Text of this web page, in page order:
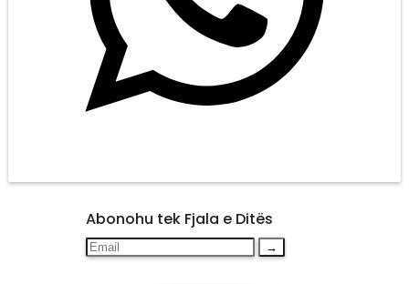
Abonohu tek Fjala e Ditës